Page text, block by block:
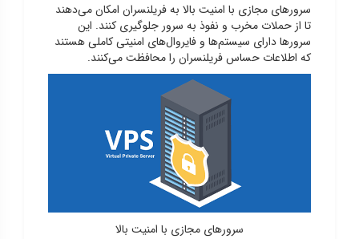
سرورهای مجازی با امنیت بالا به فریلنسران امکان می‌دهند
تا از حملات مخرب و نفوذ به سرور جلوگیری کنند. این
سرورها دارای سیستم‌ها و فایروال‌های امنیتی کاملی هستند
که اطلاعات حساس فریلنسران را محافظت می‌کنند.
سرورهای مجازی با امنیت بالا